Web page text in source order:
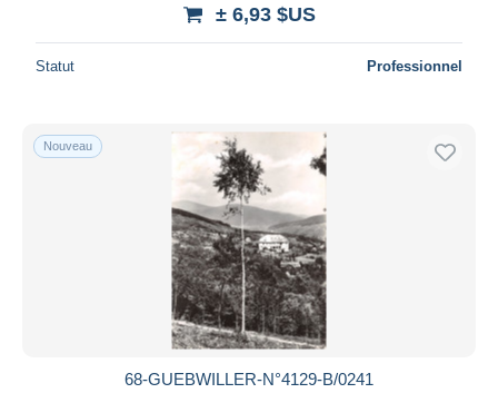
± 6,93 $US
Statut Professionnel
Nouveau
68-GUEBWILLER-N°4129-B/0241